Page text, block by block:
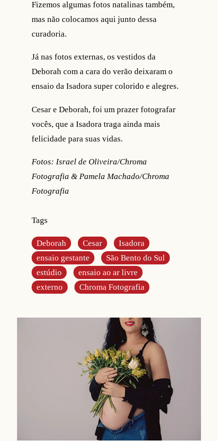
Fizemos algumas fotos natalinas também,
mas não colocamos aqui junto dessa
curadoria.
Já nas fotos externas, os vestidos da
Deborah com a cara do verão deixaram o
ensaio da Isadora super colorido e alegres.
Cesar e Deborah, foi um prazer fotografar
vocês, que a Isadora traga ainda mais
felicidade para suas vidas.
Fotos: Israel de Oliveira/Chroma
Fotografia & Pamela Machado/Chroma
Fotografia
Tags
Deborah Cesar
Isadora
ensaio gestante
São Bento do Sul
estúdio
ensaio ao ar livre
externo
Chroma Fotografia